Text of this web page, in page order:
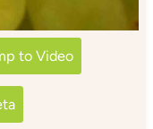
to Video